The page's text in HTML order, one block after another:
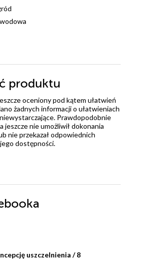
produktu
oceniony pod kątem ułatwień
żadnych informacji o ułatwieniach
Prawdopodobnie
nie umożliwił dokonania
nie przekazał odpowiednich
dostępności.
uszczelnienia / 8